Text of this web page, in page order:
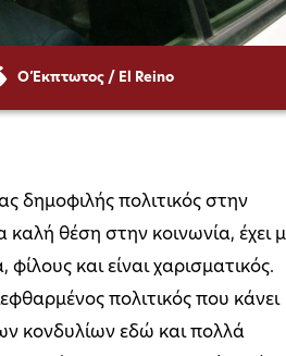
Ο Έκπτωτος / El Reino
δημοφιλής πολιτικός στην
καλή θέση στην κοινωνία, έχει
φίλους και είναι χαρισματικός.
πολιτικός που κάνει
κονδυλίων εδώ και πολλά